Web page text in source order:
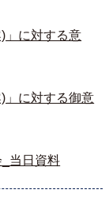
」に対する意
」に対する御意
当日資料